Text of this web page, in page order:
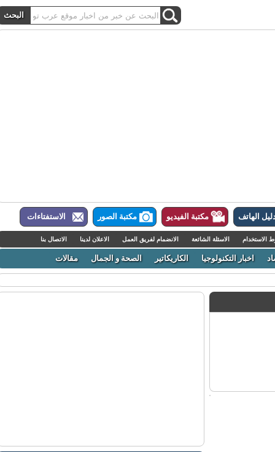
الهاتف مكتبة الفيديو مكتبة الصور الاستفتاءات
الاسئلة الشائعة الانضمام لفريق العمل الاعلان لدينا الاتصال بنا
اخبار التكنولوجيا الكاريكاتير الصحة و الجمال مقالات